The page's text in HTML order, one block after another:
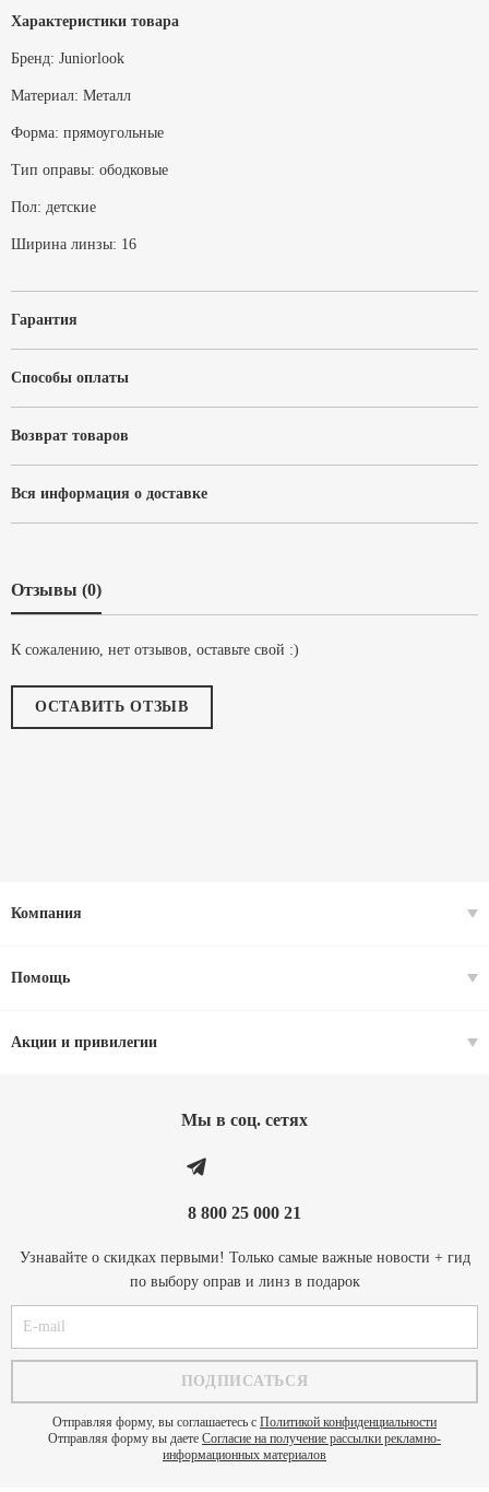
Характеристики товара
Бренд: Juniorlook
Материал: Металл
Форма: прямоугольные
Тип оправы: ободковые
Пол: детские
Ширина линзы: 16
Гарантия
Способы оплаты
Возврат товаров
Вся информация о доставке
Отзывы (0)
К сожалению, нет отзывов, оставьте свой :)
ОСТАВИТЬ ОТЗЫВ
Компания
Помощь
Акции и привилегии
Мы в соц. cетях
8 800 25 000 21
Узнавайте о скидках первыми! Только самые важные новости + гид
по выбору оправ и линз в подарок
Отправляя форму, вы соглашаетесь с Политикой конфиденциальности
Отправляя форму вы даете Согласие на получение рассылки рекламно-
информационных материалов